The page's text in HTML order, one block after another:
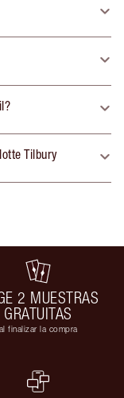
Tilbury
2 MUESTRAS
GRATUITAS
al finalizar la compra